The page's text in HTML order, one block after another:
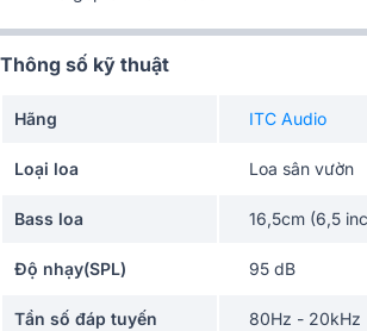
Thông số kỹ thuật
Hãng ITC Audio
Loại loa Loa sân vườn
Bass loa 16,5cm (6,5
Độ nhạy(SPL) 95 dB
Tần số đáp tuyến 80Hz - 20kHz